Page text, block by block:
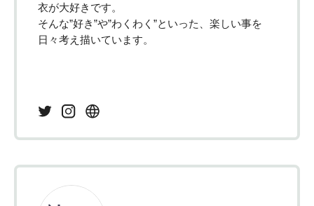
衣が大好きです。
そんな”好き”や”わくわく”といった、楽しい事を
日々考え描いています。